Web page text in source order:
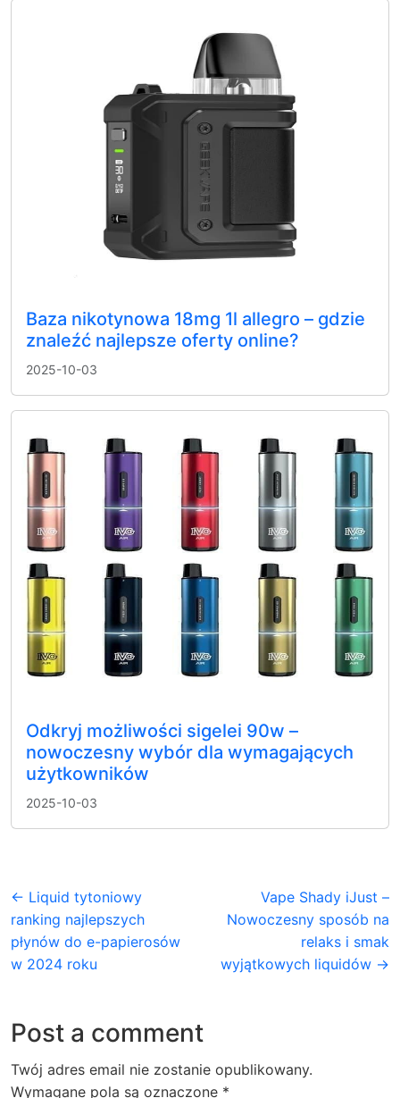
Baza nikotynowa 18mg 1l allegro – gdzie
znaleźć najlepsze oferty online?
2025-10-03
Odkryj możliwości sigelei 90w –
nowoczesny wybór dla wymagających
użytkowników
2025-10-03
← Liquid tytoniowy
ranking najlepszych
płynów do e-papierosów
w 2024 roku
Vape Shady iJust –
Nowoczesny sposób na
relaks i smak
wyjątkowych liquidów →
Post a comment
Twój adres email nie zostanie opublikowany.
Wymagane pola są oznaczone *